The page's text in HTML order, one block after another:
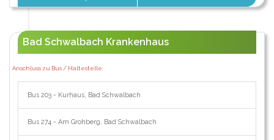
Bad Schwalbach Krankenhaus
Anschluss zu Bus / Haltestelle:
Bus 203 - Kurhaus, Bad Schwalbach
Bus 274 - Am Grohberg, Bad Schwalbach